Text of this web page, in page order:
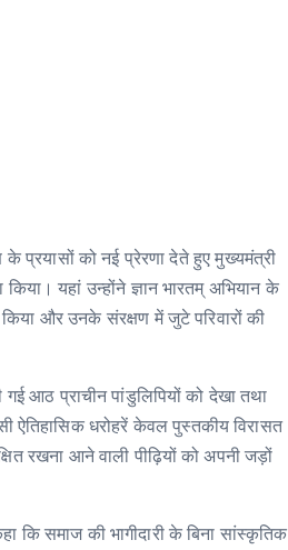
प्रयासों को नई प्रेरणा देते हुए मुख्यमंत्री
यहां उन्होंने ज्ञान भारतम् अभियान के
किया और उनके संरक्षण में जुटे परिवारों की
आठ प्राचीन पांडुलिपियों को देखा तथा
ऐतिहासिक धरोहरें केवल पुस्तकीय विरासत
रखना आने वाली पीढ़ियों को अपनी जड़ों
कि समाज की भागीदारी के बिना सांस्कृतिक